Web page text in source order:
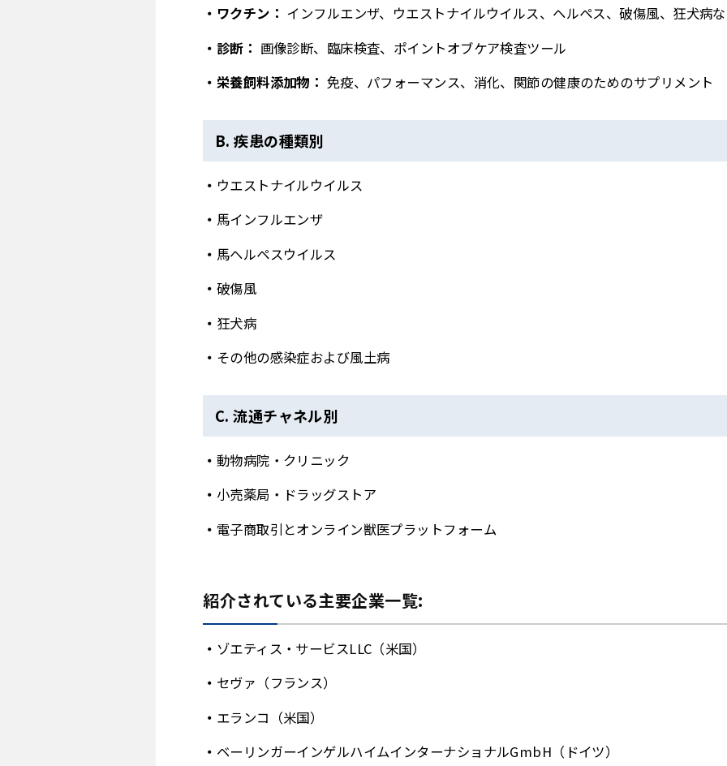
ワクチン： インフルエンザ、ウエストナイルウイルス、ヘルペス、破傷風、狂犬病
診断： 画像診断、臨床検査、ポイントオブケア検査ツール
栄養飼料添加物： 免疫、パフォーマンス、消化、関節の健康のためのサプリメント
B. 疾患の種類別
ウエストナイルウイルス
馬インフルエンザ
馬ヘルペスウイルス
破傷風
狂犬病
その他の感染症および風土病
C. 流通チャネル別
動物病院・クリニック
小売薬局・ドラッグストア
電子商取引とオンライン獣医プラットフォーム
紹介されている主要企業一覧:
ゾエティス・サービスLLC（米国）
セヴァ（フランス）
エランコ（米国）
ベーリンガーインゲルハイムインターナショナルGmbH（ドイツ）